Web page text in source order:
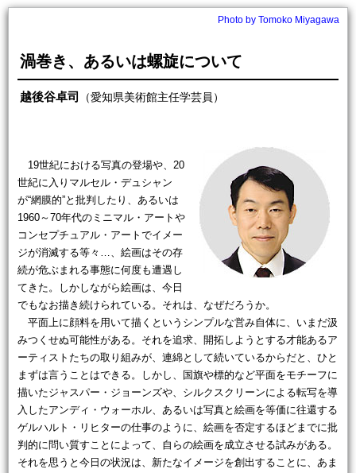
Photo by Tomoko Miyagawa
渦巻き、あるいは螺旋について
越後谷卓司 （愛知県美術館主任学芸員）
19世紀における写真の登場や、20
世紀に入りマルセル・デュシャン
が“網膜的”と批判したり、あるいは
1960～70年代のミニマル・アートや
コンセプチュアル・アートでイメー
ジが消滅する等々…、絵画はその存
続が危ぶまれる事態に何度も遭遇し
てきた。しかしながら絵画は、今日
でもなお描き続けられている。それは、なぜだろうか。
平面上に顔料を用いて描くというシンプルな営み自体に、いまだ汲
みつくせぬ可能性がある。それを追求、開拓しようとする才能あるア
ーティストたちの取り組みが、連綿として続いているからだと、ひと
まずは言うことはできる。しかし、国旗や標的など平面をモチーフに
描いたジャスパー・ジョーンズや、シルクスクリーンによる転写を導
入したアンディ・ウォーホル、あるいは写真と絵画を等価に往還する
ゲルハルト・リヒターの仕事のように、絵画を否定するほどまでに批
判的に問い質すことによって、自らの絵画を成立させる試みがある。
それを思うと今日の状況は、新たなイメージを創出することに、あま